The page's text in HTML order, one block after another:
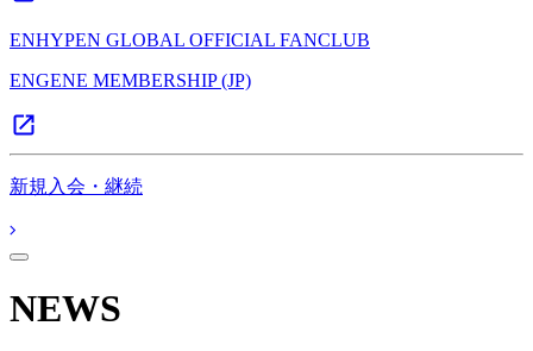
ENHYPEN GLOBAL OFFICIAL FANCLUB
ENGENE MEMBERSHIP (JP)
新規入会・継続
NEWS